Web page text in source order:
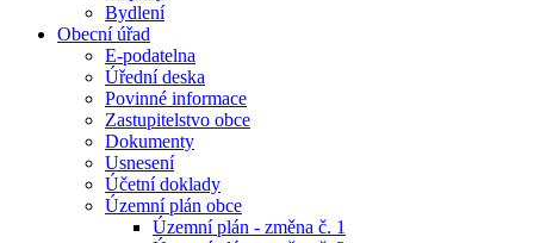
Bydlení
Obecní úřad
E-podatelna
Úřední deska
Povinné informace
Zastupitelstvo obce
Dokumenty
Usnesení
Účetní doklady
Územní plán obce
Územní plán - změna č. 1